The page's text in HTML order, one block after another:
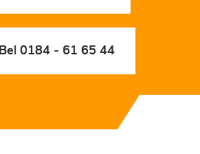
Bel 0184 - 61 65 44